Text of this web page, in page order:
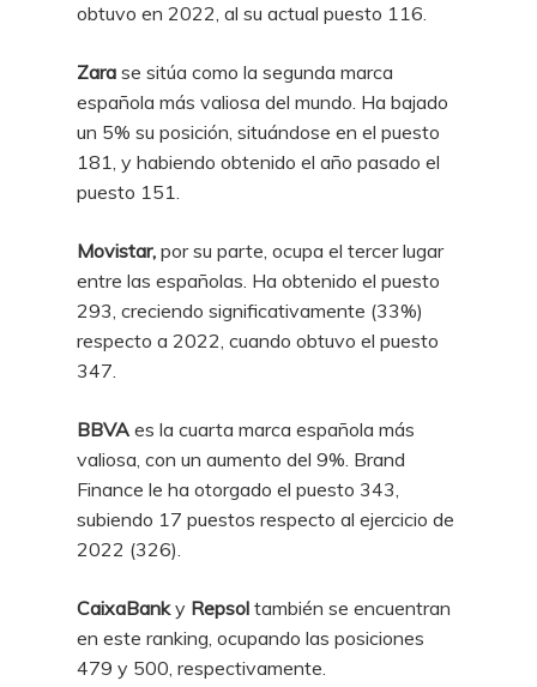
obtuvo en 2022, al su actual puesto 116.
Zara se sitúa como la segunda marca
española más valiosa del mundo. Ha bajado
un 5% su posición, situándose en el puesto
181, y habiendo obtenido el año pasado el
puesto 151.
Movistar, por su parte, ocupa el tercer lugar
entre las españolas. Ha obtenido el puesto
293, creciendo significativamente (33%)
respecto a 2022, cuando obtuvo el puesto
347.
BBVA es la cuarta marca española más
valiosa, con un aumento del 9%. Brand
Finance le ha otorgado el puesto 343,
subiendo 17 puestos respecto al ejercicio de
2022 (326).
CaixaBanky Repsol también se encuentran
en este ranking, ocupando las posiciones
479 y 500, respectivamente.